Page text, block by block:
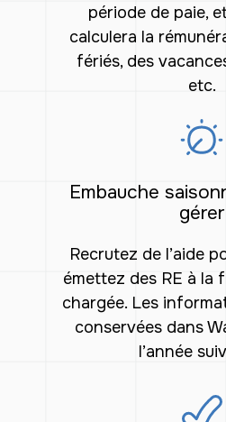
période de paie,
calculera la
fériés, des
etc.
Embauche
gérer
Recrutez de l’aide
émettez des RE à la
chargée. Les
conservées dans
l’année